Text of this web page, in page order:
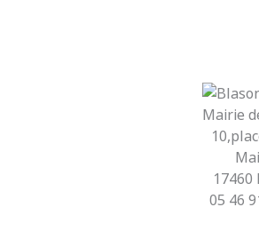
Mairie
17460
05 46